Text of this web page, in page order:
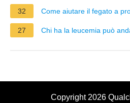
32 Come aiutare il fegato a
27 Chi ha la leucemia può
Copyright 2026